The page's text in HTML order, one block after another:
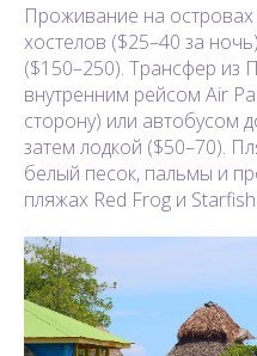
Проживание на
хостелов ($25–40 за
($150–250). Трансфер из
внутренним рейсом Air
сторону) или автобусом
затем лодкой ($50–70).
белый песок, пальмы и
пляжах Red Frog и